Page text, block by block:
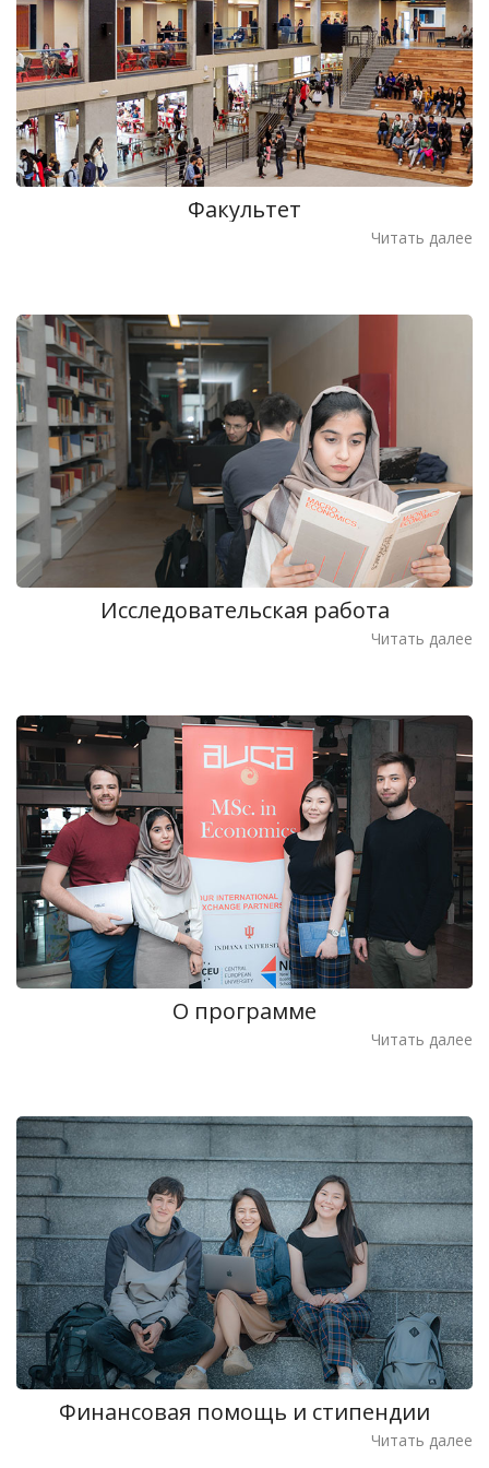
Факультет
Читать далее
Исследовательская работа
Читать далее
О программе
Читать далее
Финансовая помощь и стипендии
Читать далее